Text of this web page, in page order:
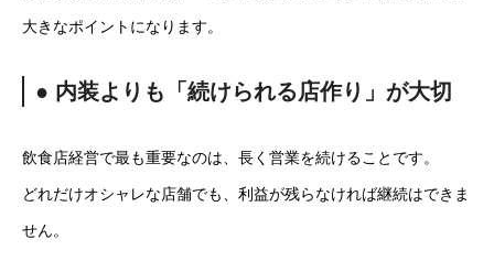
大きなポイントになります。
● 内装よりも「続けられる店作り」が大切
飲食店経営で最も重要なのは、長く営業を続けることです。
どれだけオシャレな店舗でも、利益が残らなければ継続はできま
せん。